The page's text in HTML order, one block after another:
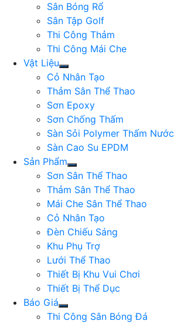
Sân Bóng Rổ
Sân Tập Golf
Thi Công Thảm
Thi Công Mái Che
Vật Liệu
Cỏ Nhân Tạo
Thảm Sân Thể Thao
Sơn Epoxy
Sơn Chống Thấm
Sàn Sỏi Polymer Thấm Nước
Sàn Cao Su EPDM
Sản Phẩm
Sơn Sân Thể Thao
Thảm Sân Thể Thao
Mái Che Sân Thể Thao
Cỏ Nhân Tạo
Đèn Chiếu Sáng
Khu Phụ Trợ
Lưới Thể Thao
Thiết Bị Khu Vui Chơi
Thiết Bị Thể Dục
Báo Giá
Thi Công Sân Bóng Đá